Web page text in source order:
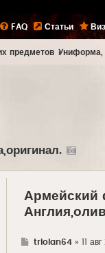
FAQ Статьи
предметов Униформа,
Армейский
Гtriolan64» 11